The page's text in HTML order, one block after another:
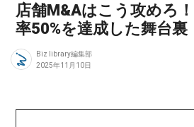
店舗M&Aはこう攻めろ
率50%を達成した舞台裏
Biz library編集部
2025年11月10日